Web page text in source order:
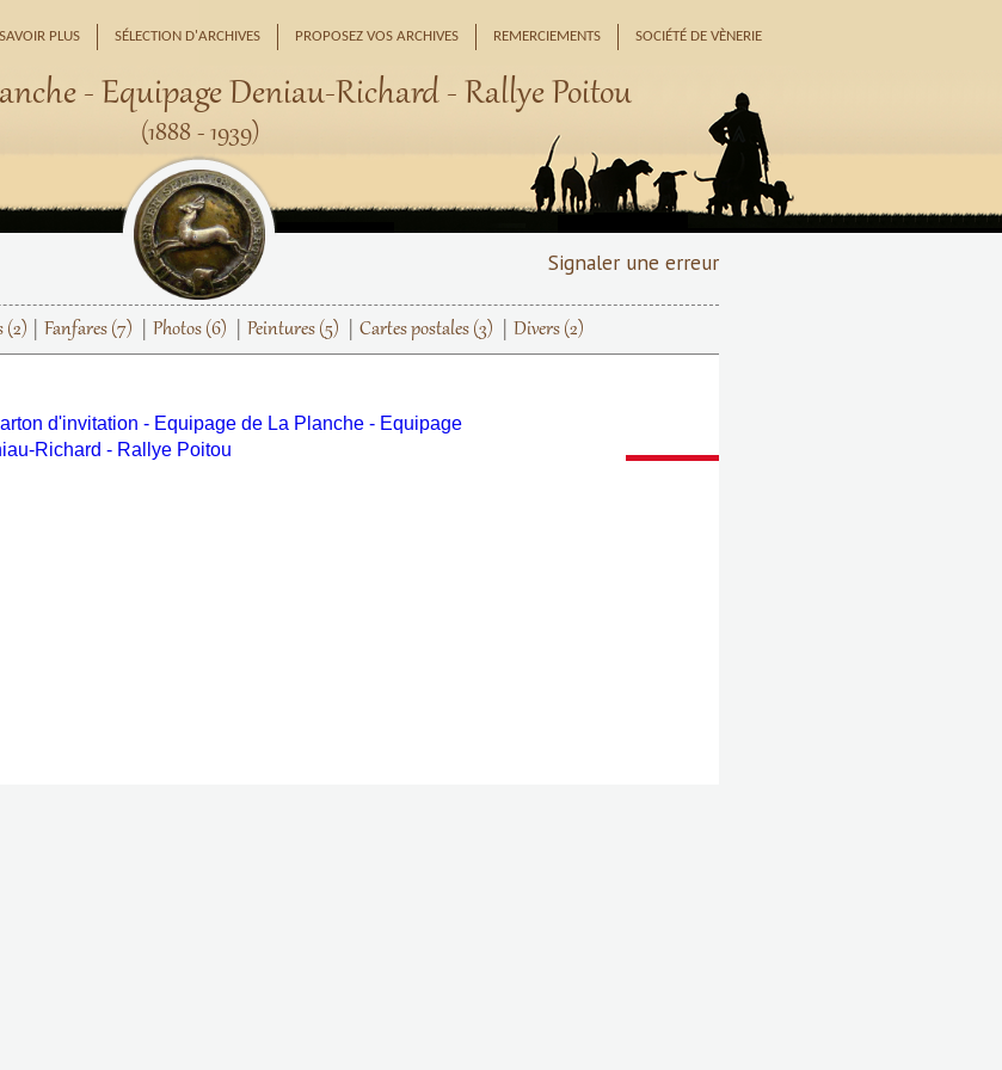
PLUS SÉLECTION D'ARCHIVES PROPOSEZ VOS ARCHIVES REMERCIEMENTS SOCIÉTÉ DE VÈNERIE
- Equipage Deniau-Richard - Rallye Poitou
(1888 - 1939)
Signaler une erreur
(2) Fanfares (7) Photos (6) Peintures (5) Cartes postales (3) Divers (2)